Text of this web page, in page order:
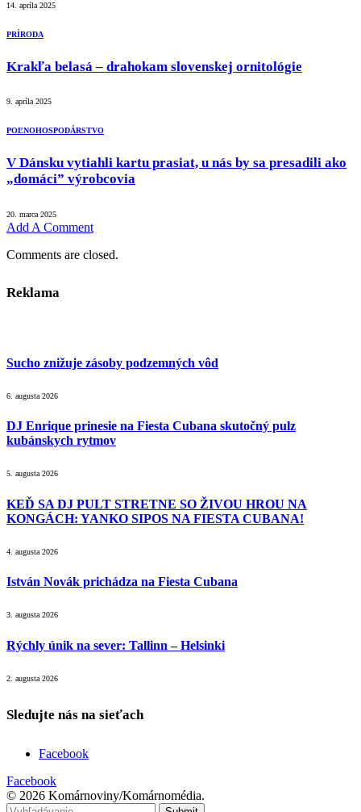
14. apríla 2025
PRÍRODA
Krakľa belasá – drahokam slovenskej ornitológie
9. apríla 2025
POĽNOHOSPODÁRSTVO
V Dánsku vytiahli kartu prasiat, u nás by sa presadili ako
„domáci” výrobcovia
20. marca 2025
Add A Comment
Comments are closed.
Reklama
Sucho znižuje zásoby podzemných vôd
6. augusta 2026
DJ Enrique prinesie na Fiesta Cubana skutočný pulz
kubánskych rytmov
5. augusta 2026
KEĎ SA DJ PULT STRETNE SO ŽIVOU HROU NA
KONGÁCH: YANKO SIPOS NA FIESTA CUBANA!
4. augusta 2026
István Novák prichádza na Fiesta Cubana
3. augusta 2026
Rýchly únik na sever: Tallinn – Helsinki
2. augusta 2026
Sledujte nás na sieťach
Facebook
Facebook
© 2026 Komárnoviny/Komárnomédia.